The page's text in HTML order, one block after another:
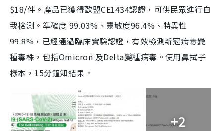
$18/件。產品已獲得歐盟CE1434認證，可供民眾進行自
我檢測。準確度 99.03%、靈敏度96.4%、特異性
99.8%，已經通過臨床實驗認證，有效檢測新冠病毒變
種毒株，包括Omicron 及Delta變種病毒。使用鼻拭子
樣本，15分鐘知結果。
+2